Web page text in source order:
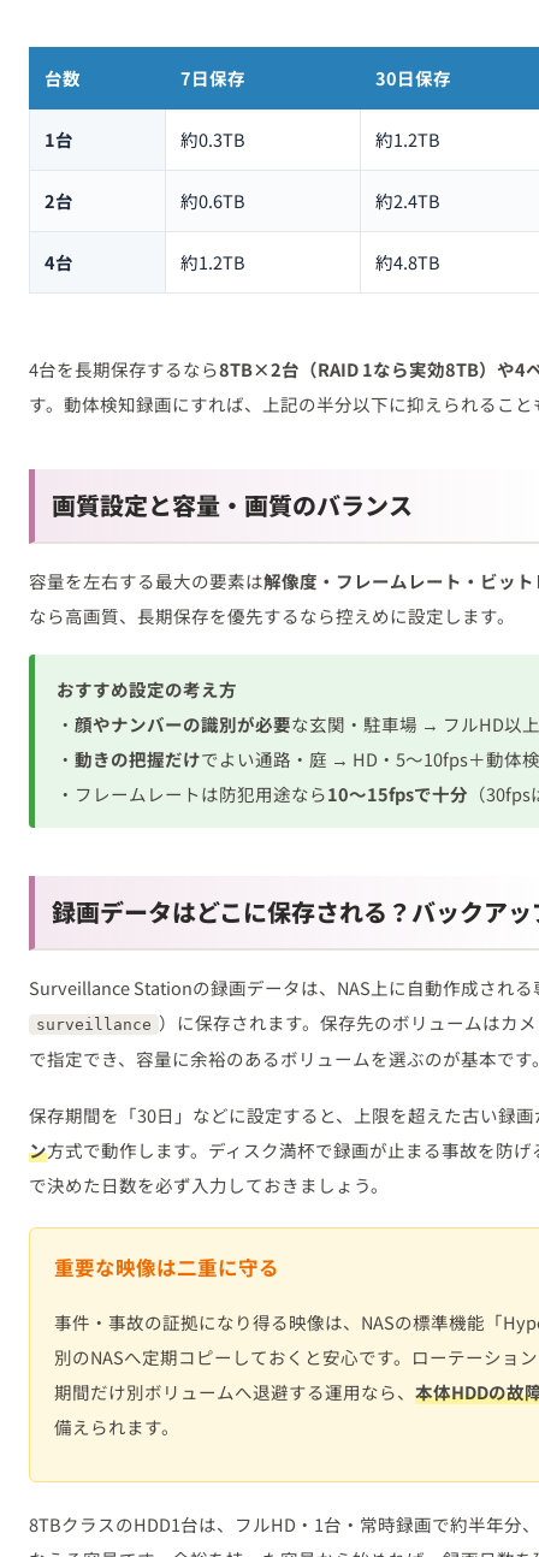
台数 7日保存 30日保存
1台 約0.3TB 約1.2TB
2台 約0.6TB 約2.4TB
4台 約1.2TB 約4.8TB
4台を長期保存するなら8TB×2台（RAID 1なら実効8TB）や4
す。動体検知録画にすれば、上記の半分以下に抑えられること
画質設定と容量・画質のバランス
容量を左右する最大の要素は解像度・フレームレート・ビッ
なら高画質、長期保存を優先するなら控えめに設定します。
おすすめ設定の考え方
・ 顔やナンバーの識別が必要な玄関・駐車場 → フルHD以
・ 動きの把握だけでよい通路・庭 → HD・5〜10fps＋動体
・フレームレートは防犯用途なら10〜15fpsで十分 （
録画データはどこに保存される？バックア
Surveillance Stationの録画データは、NAS上に自動作成され
surveillance ）に保存されます。保存先のボリュームはカ
で指定でき、容量に余裕のあるボリュームを選ぶのが基本です
保存期間を「30日」などに設定すると、上限を超えた古い録
ン方式で動作します。ディスク満杯で録画が止まる事故を防
で決めた日数を必ず入力しておきましょう。
重要な映像は二重に守る
事件・事故の証拠になり得る映像は、NASの標準機能「
別のNASへ定期コピーしておくと安心です。ローテーショ
期間だけ別ボリュームへ退避する運用なら、 本体HDDの故
備えられます。
8TBクラスのHDD1台は、フルHD・1台・常時録画で約半年分